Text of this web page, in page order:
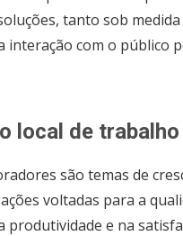
tanto sob
com o público
local de trabalho
são temas de
voltadas para a
produtividade e na